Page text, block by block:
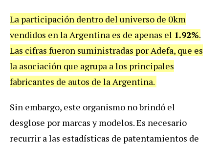
La participación dentro del universo de 0km
vendidos en la Argentina es de apenas el 1.92%.
Las cifras fueron suministradas por Adefa, que es
la asociación que agrupa a los principales
fabricantes de autos de la Argentina.
Sin embargo, este organismo no brindó el
desglose por marcas y modelos. Es necesario
recurrir a las estadísticas de patentamientos de